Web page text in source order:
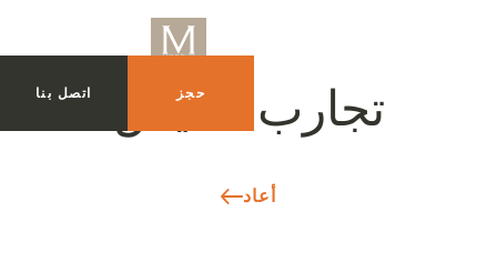
اتصل بنا حجز
تجارب للعيش
أعاد